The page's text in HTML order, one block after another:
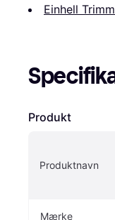
Einhell
Produkt
Produktnavn
Mærke